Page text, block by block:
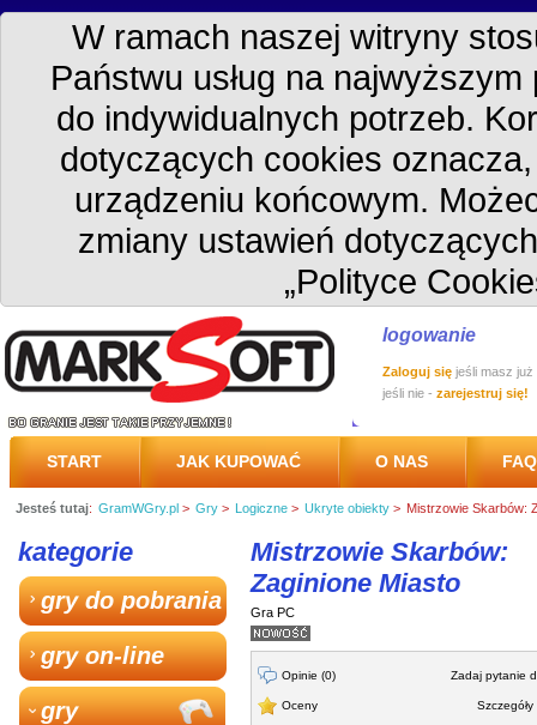
W ramach naszej witryny
Państwu usług na
do indywidualnych potrzeb.
dotyczących cookies
urządzeniu końcowym.
zmiany ustawień
„Polityce
logowanie
Zaloguj się jeśli masz już
jeśli nie - zarejestruj się!
START JAK KUPOWAĆ O NAS FAQ
PRZESYŁKA
Jesteś tutaj: GramWGry.pl > Gry > Logiczne > Ukryte obiekty > Mistrzowie Skarbów:
kategorie
gry do pobrania
gry on-line
gry
Mistrzowie Skarbów:
Zaginione Miasto
Gra PC
Opinie (0)
Oceny
Zadaj pytanie